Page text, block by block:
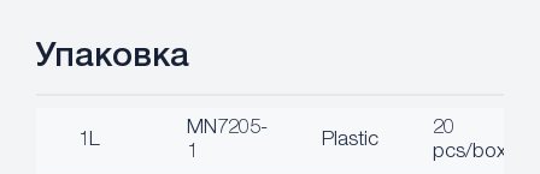
Упаковка
1L
MN7205-
1
Plastic
20
pcs/box